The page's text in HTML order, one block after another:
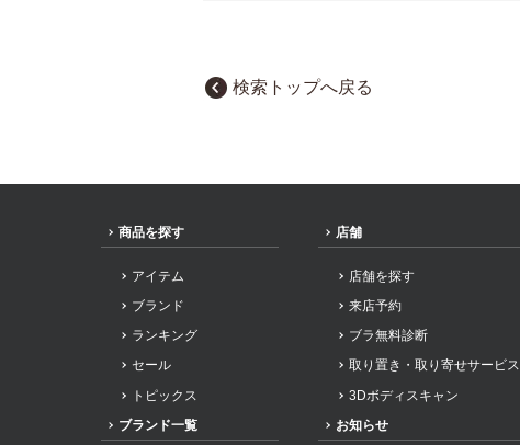
検索トップへ戻る
商品を探す
アイテム
ブランド
ランキング
セール
トピックス
ブランド一覧
店舗
店舗を探す
来店予約
ブラ無料診断
取り置き・取り寄せサービス
3Dボディスキャン
お知らせ